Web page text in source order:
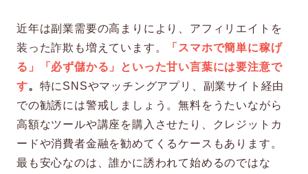
近年は副業需要の高まりにより、アフィリエイトを
装った詐欺も増えています。
「スマホで簡単に稼げ
る」「必ず儲かる」といった甘い言葉には要注意で
す。 特にSNSやマッチングアプリ、副業サイト経由
での勧誘には警戒しましょう。無料をうたいながら
高額なツールや講座を購入させたり、クレジットカ
ードや消費者金融を勧めてくるケースもあります。
最も安心なのは、誰かに誘われて始めるのではな